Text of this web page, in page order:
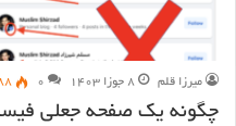
میرزا قلم ۸ جوزا ۱۴۰۳ ۰
چگونه یک صفحه جعلی